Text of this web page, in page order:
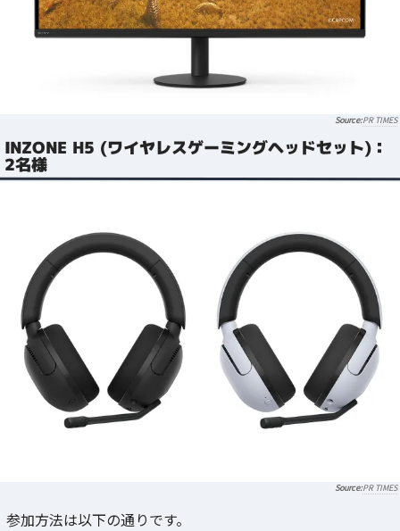
PR TIMES
INZONE H5 (ワイヤレスゲーミングヘッドセット)：
2名様
PR TIMES
参加方法は以下の通りです。